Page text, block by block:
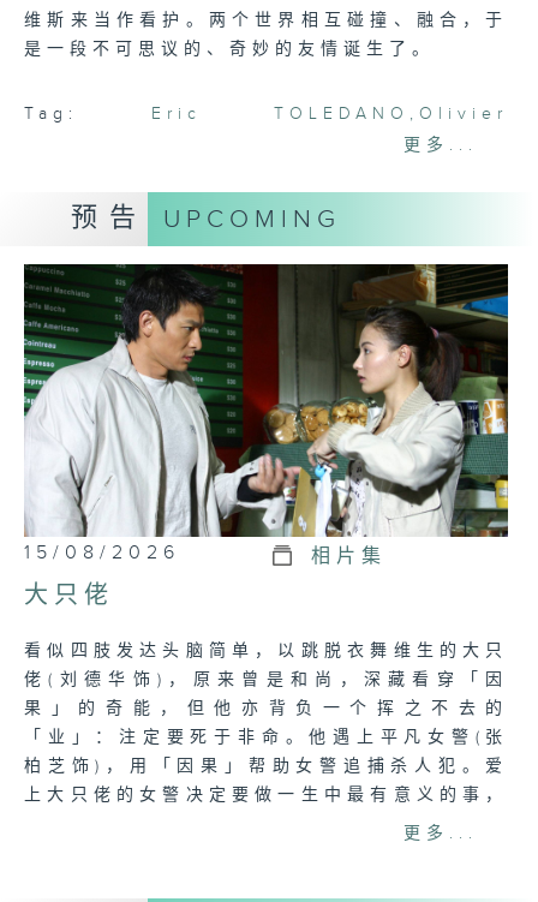
维斯来当作看护。两个世界相互碰撞、融合，于
是一段不可思议的、奇妙的友情诞生了。
Tag: Eric TOLEDANO ,Olivier
François CLUZET,
更多...
预告 UPCOMING
15/08/2026 相片集
大只佬
看似四肢发达头脑简单，以跳脱衣舞维生的大只
佬(刘德华饰)，原来曾是和尚，深藏看穿「因
果」的奇能，但他亦背负一个挥之不去的
「业」：注定要死于非命。他遇上平凡女警(张
柏芝饰)，用「因果」帮助女警追捕杀人犯。爱
上大只佬的女警决定要做一生中最有意义的事，
大只佬亦决定要抗衡因果，改变不可能改变的定
更多...